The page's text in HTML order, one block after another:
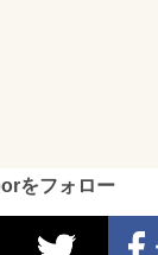
をフォロー